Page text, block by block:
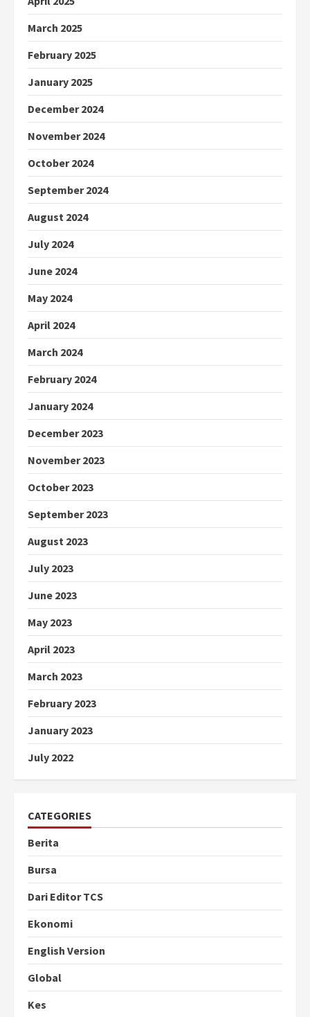
March 2025
February 2025
January 2025
December 2024
November 2024
October 2024
September 2024
August 2024
July 2024
June 2024
May 2024
April 2024
March 2024
February 2024
January 2024
December 2023
November 2023
October 2023
September 2023
August 2023
July 2023
June 2023
May 2023
April 2023
March 2023
February 2023
January 2023
July 2022
CATEGORIES
Berita
Bursa
Dari Editor TCS
Ekonomi
English Version
Global
Kes